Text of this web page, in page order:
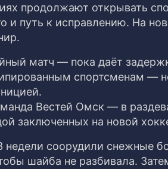
продолжают открывать
и путь к исправлению. На
матч — пока даёт
спортсменам —
Вестей Омск — в
заключенных на новой
соорудили снежные
шайба не разбивала.